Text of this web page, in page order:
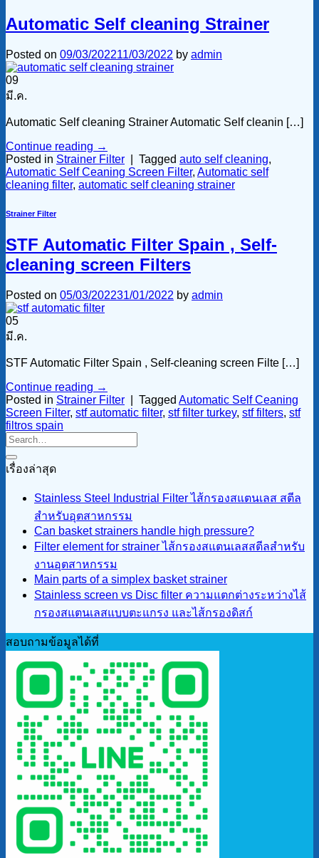
Automatic Self cleaning Strainer
Posted on 09/03/202211/03/2022 by admin
09
มี.ค.
Automatic Self cleaning Strainer Automatic Self cleanin […]
Continue reading →
Posted in Strainer Filter Tagged auto self cleaning,
Automatic Self Ceaning Screen Filter, Automatic self
cleaning filter, automatic self cleaning strainer
Strainer Filter
STF Automatic Filter Spain , Self-
cleaning screen Filters
Posted on 05/03/202231/01/2022 by admin
05
มี.ค.
STF Automatic Filter Spain , Self-cleaning screen Filte […]
Continue reading →
Posted in Strainer Filter Tagged Automatic Self Ceaning
Screen Filter, stf automatic filter, stf filter turkey, stf filters, stf
filtros spain
เรื่องล่าสุด
Stainless Steel Industrial Filter ไส้กรองสแตนเลส สตีล
สำหรับอุตสาหกรรม
Can basket strainers handle high pressure?
Filter element for strainer ไส้กรองสแตนเลสสตีลสำหรับ
งานอุตสาหกรรม
Main parts of a simplex basket strainer
Stainless screen vs Disc filter ความแตกต่างระหว่างไส้
กรองสแตนเลสแบบตะแกรง และไส้กรองดิสก์
สอบถามข้อมูลได้ที่